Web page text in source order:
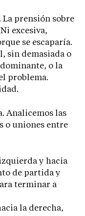
La prensión sobre
excesiva,
se escaparía.
sin demasiada o
o la
problema.
Analicemos las
o uniones entre
y hacia
de partida y
terminar a
la derecha,